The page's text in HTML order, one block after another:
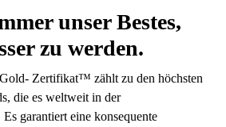
unser Bestes,
zu werden.
Zertifikat™ zählt zu den höchsten
die es weltweit in der
garantiert eine konsequente